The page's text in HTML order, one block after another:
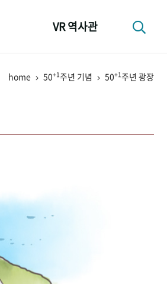
VR 역사관
home 50+1주년 기념 50+1주년 광장